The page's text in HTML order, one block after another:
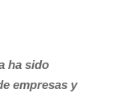
ha sido
empresas y